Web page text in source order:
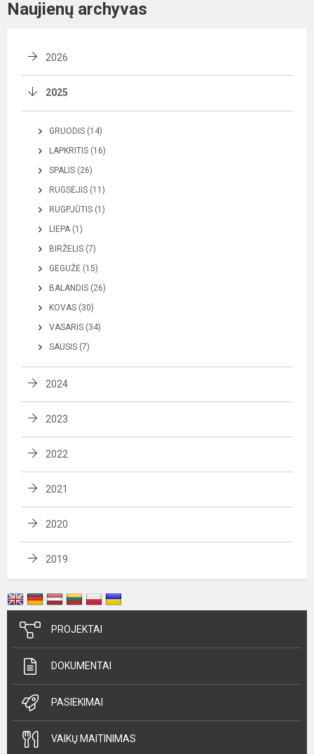
Naujienų archyvas
2026
2025
GRUODIS (14)
LAPKRITIS (16)
SPALIS (26)
RUGSĖJIS (11)
RUGPJŪTIS (1)
LIEPA (1)
BIRŽELIS (7)
GEGUŽĖ (15)
BALANDIS (26)
KOVAS (30)
VASARIS (34)
SAUSIS (7)
2024
2023
2022
2021
2020
2019
PROJEKTAI
DOKUMENTAI
PASIEKIMAI
VAIKŲ MAITINIMAS